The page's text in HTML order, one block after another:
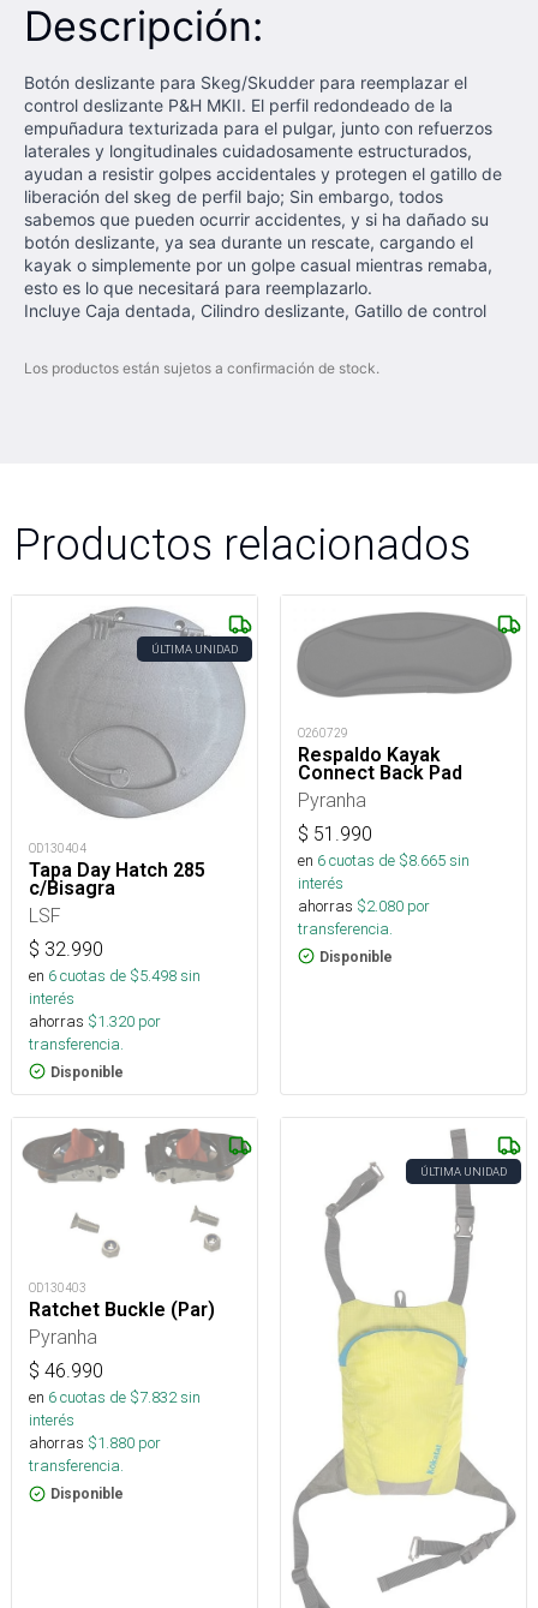
Descripción:
Botón deslizante para Skeg/Skudder para reemplazar el
control deslizante P&H MKII. El perfil redondeado de la
empuñadura texturizada para el pulgar, junto con refuerzos
laterales y longitudinales cuidadosamente estructurados,
ayudan a resistir golpes accidentales y protegen el gatillo de
liberación del skeg de perfil bajo; Sin embargo, todos
sabemos que pueden ocurrir accidentes, y si ha dañado su
botón deslizante, ya sea durante un rescate, cargando el
kayak o simplemente por un golpe casual mientras remaba,
esto es lo que necesitará para reemplazarlo.
Incluye Caja dentada, Cilindro deslizante, Gatillo de control
Los productos están sujetos a confirmación de stock.
Productos relacionados
ÚLTIMA UNIDAD
OD130404
Tapa Day Hatch 285
c/Bisagra
LSF
$ 32.990
en 6cuotas de $5.498sin
interés
ahorras $1.320 por
transferencia.
Disponible
O260729
Respaldo Kayak
Connect Back Pad
Pyranha
$ 51.990
en 6cuotas de $8.665sin
interés
ahorras $2.080 por
transferencia.
Disponible
OD130403
Ratchet Buckle (Par)
Pyranha
$ 46.990
en 6cuotas de $7.832sin
interés
ahorras $1.880 por
transferencia.
Disponible
ÚLTIMA UNIDAD